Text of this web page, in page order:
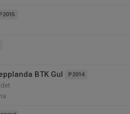
BTK Gul P2014